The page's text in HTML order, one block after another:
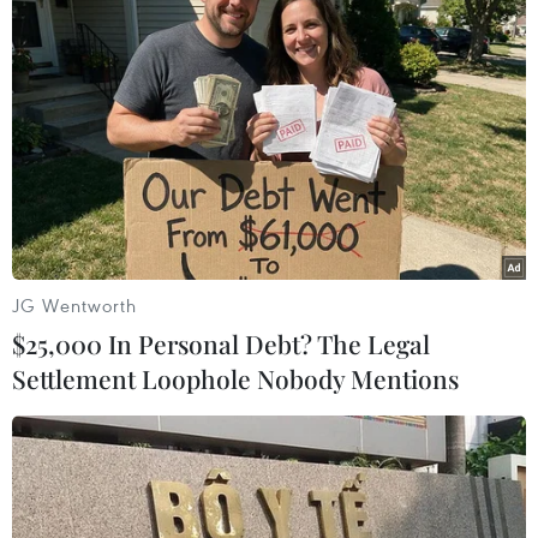
TIN LIÊN QUAN
JG Wentworth
$25,000 In Personal Debt? The Legal
Settlement Loophole Nobody Mentions